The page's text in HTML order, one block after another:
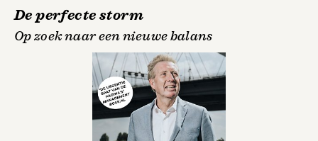
De perfecte storm
Op zoek naar een nieuwe balans